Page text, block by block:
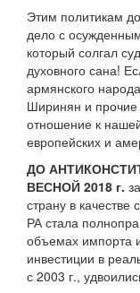
Этим политикам
дело с
который солгал
духовного сана!
армянского
Ширинян и прочие
отношение к
европейских и
ДО
ВЕСНОЙ 2018 г.
страну в
РА стала
объемах импорта
инвестиции в
с 2003 г.,